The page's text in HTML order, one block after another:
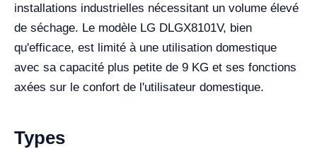
installations industrielles nécessitant un volume élevé
de séchage. Le modèle LG DLGX8101V, bien
qu'efficace, est limité à une utilisation domestique
avec sa capacité plus petite de 9 KG et ses fonctions
axées sur le confort de l'utilisateur domestique.
Types